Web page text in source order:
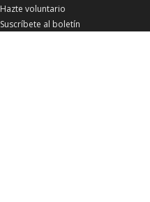
Hazte voluntario
Suscríbete al boletín